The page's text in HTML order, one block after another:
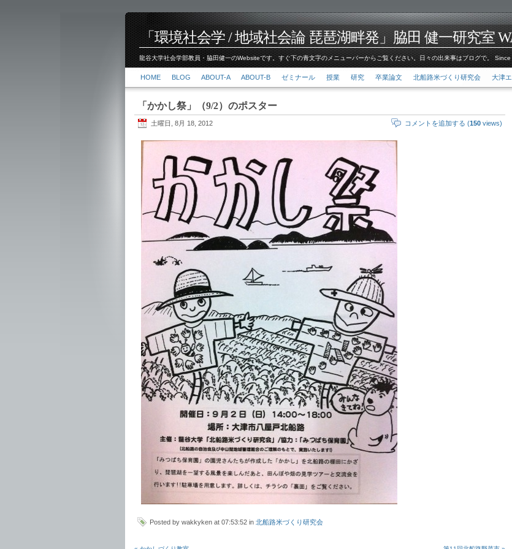
「環境社会学 / 地域社会論 琵琶湖畔発」脇田 健一研究室
龍谷大学社会学部教員・脇田健一のWebsiteです。すぐ下の青文字のメニューバーからご覧ください。日々の出来事はブログで。
HOME BLOG ABOUT-A ABOUT-B ゼミナール 授業 研究 卒業論文 北船路米づくり研究会 大津
「かかし祭」（9/2）のポスター
土曜日, 8月 18, 2012 コメントを追加する (150 views)
Posted by wakkyken at 07:53:52 in 北船路米づくり研究会